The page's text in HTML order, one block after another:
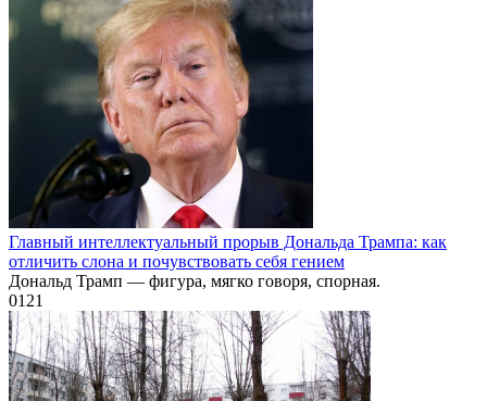
Главный интеллектуальный прорыв Дональда Трампа: как
отличить слона и почувствовать себя гением
Дональд Трамп — фигура, мягко говоря, спорная.
0121